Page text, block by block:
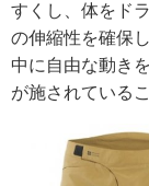
すくし、体をド
の伸縮性を確保
中に自由な動き
が施されている